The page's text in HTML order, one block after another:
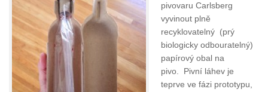
pivovaru Carlsberg
vyvinout plně
recyklovatelný (prý
biologicky odbouratelný)
papírový obal na
pivo. Pivní láhev je
teprve ve fázi prototypu,